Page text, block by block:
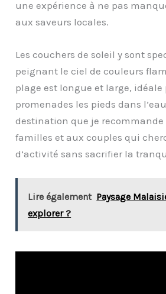
une expérience à ne pas
aux saveurs locales.
Les couchers de soleil y sont
peignant le ciel de couleurs
plage est longue et large, idéale
promenades les pieds dans
destination que je
familles et aux couples qui
d’activité sans sacrifier la
Lire également Paysage
explorer ?